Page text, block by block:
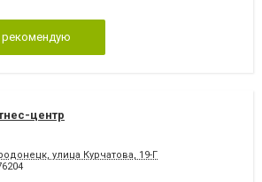
рекомендую
центр
улица Курчатова, 19-Г